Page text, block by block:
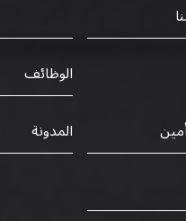
الوظائف
المدونة